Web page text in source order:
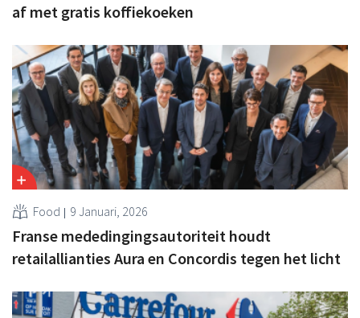
af met gratis koffiekoeken
Food 9 Januari, 2026
Franse mededingingsautoriteit houdt
retailallianties Aura en Concordis tegen het licht